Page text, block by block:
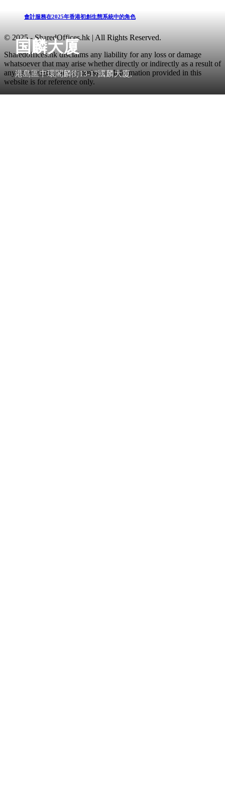
国麟大厦
港島區中環閣麟街13-17國麟大廈,
會計服務在2025年香港初創生態系統中的角色
© 2025 - SharedOffices.hk | All Rights Reserved.
Sharedoffices.hk disclaims any liability for any loss or damage
whatsoever that may arise whether directly or indirectly as a result of
any error, inaccuracy or omission. Information provided in this
website is for reference only.